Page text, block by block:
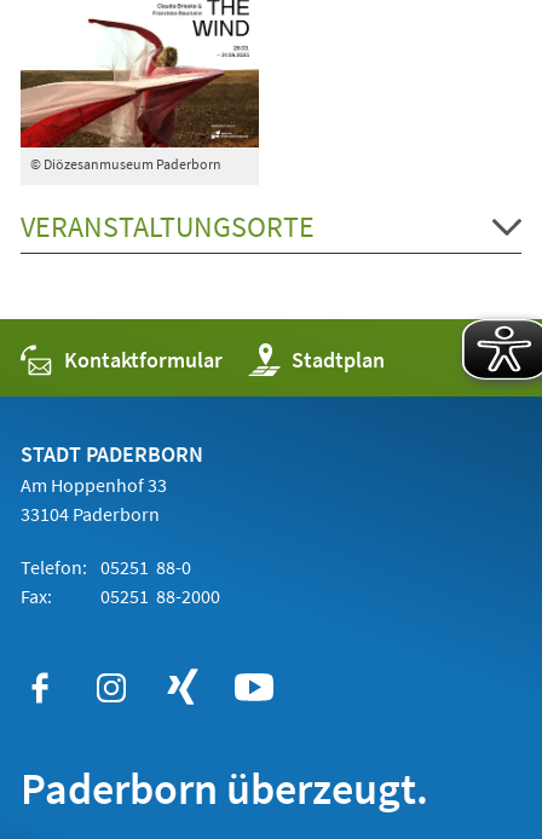
© Diözesanmuseum Paderborn
VERANSTALTUNGSORTE
Kontaktformular Stadtplan
(Öffnet
in
einem
STADT PADERBORN
Am Hoppenhof 33
33104 Paderborn
Telefon: 05251 88-0
Fax:
05251 88-2000
Paderborn überzeugt.